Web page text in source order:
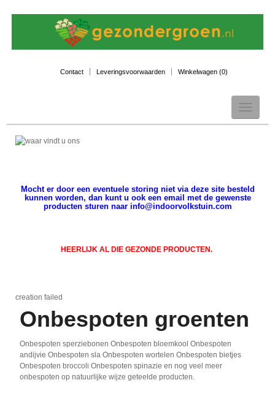
Contact Leveringsvoorwaarden Winkelwagen (0)
Toggle
Mocht er door een eventuele storing niet via deze site besteld
kunnen worden, dan kunt u ook een email met de gewenste
producten sturen naar info@indoorvolkstuin.com
HEERLIJK AL DIE GEZONDE PRODUCTEN.
creation failed
Onbespoten groenten
Onbespoten sperziebonen Onbespoten bloemkool Onbespoten
andijvie Onbespoten sla Onbespoten wortelen Onbespoten bietjes
Onbespoten broccoli Onbespoten spinazie en nog veel meer
onbespoten op natuurlijke wijze geteelde producten.